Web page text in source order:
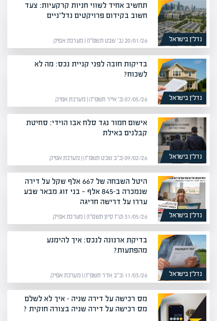
נדל”ן בישראל
תחשיב אחיד לשווי חניות קרקעיות: צעד
חשוב בקידום פרויקטים נדל"ניים
20/01/26 (ב׳ שבט תשפ״ו) | מערכת אפיק
נדל”ן בישראל
בדיקות חובה לפני קניית נכס: מה לא
לשכוח?
07/05/26 (כ׳ אייר תשפ״ו) | מערכת אפיק
נדל”ן בישראל
אישום חמור נגד סלח אבו הוידי: סחיטת
קבלנים באילת
09/02/26 (כ״ב שבט תשפ״ו) | מערכת אפיק
נדל”ן בישראל
היטל השבחה של 667 אלף שקל על דירה
שנמכרה ב-845 אלף — בני זוג מבאר שבע
עררו על דרישה חריגה
31/05/26 (ט״ו סיון תשפ״ו) | מערכת אפיק
נדל”ן בישראל
בדיקת ארנונה לנכס: איך להימנע
מהפתעות?
11/03/26 (כ״ב אדר תשפ״ו) | מערכת אפיק
מס רכישה על דירה שניה – איך לא לשלם
מס רכישה על דירה שניה בצורה חוקית ?